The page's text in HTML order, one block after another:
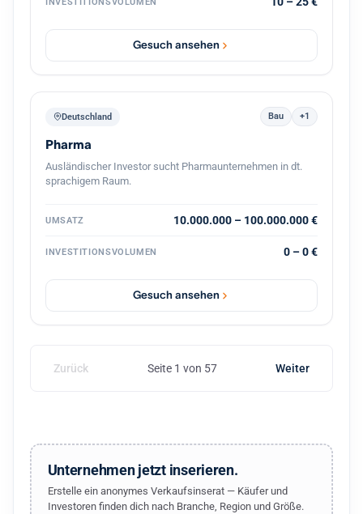
Management und mit Kontinuität für die Belegschaft.
Gesuch ansehen
Deutschland Bau +1
Pharma
Ausländischer Investor sucht Pharmaunternehmen in dt.
sprachigem Raum.
UMSATZ 10.000.000 – 100.000.000 €
INVESTITIONSVOLUMEN 0 – 0 €
Gesuch ansehen
Zurück Seite 1 von 57 Weiter
Unternehmen jetzt inserieren.
Erstelle ein anonymes Verkaufsinserat — Käufer und
Investoren finden dich nach Branche, Region und Größe.